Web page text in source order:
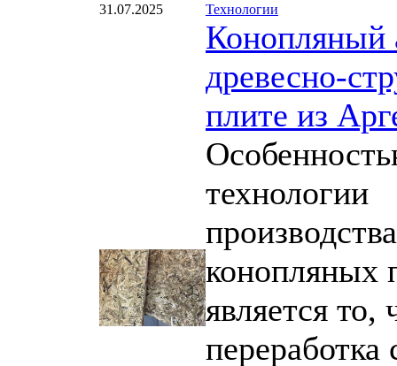
31.07.2025 Технологии
Конопляный
древесно-
плите из
технологии
производства
конопляных
является то,
переработка